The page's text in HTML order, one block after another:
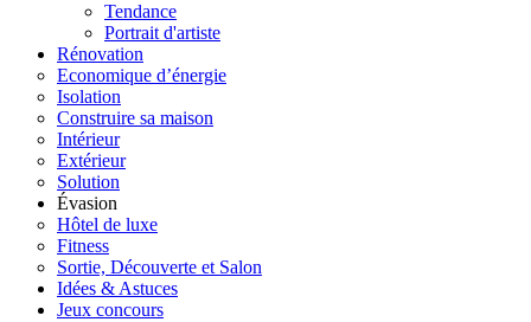
Tendance
Portrait d'artiste
Rénovation
Economique d’énergie
Isolation
Construire sa maison
Intérieur
Extérieur
Solution
Évasion
Hôtel de luxe
Fitness
Sortie, Découverte et Salon
Idées & Astuces
Jeux concours